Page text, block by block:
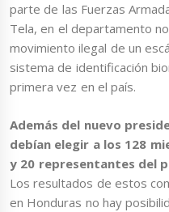
parte de las Fuerzas
Tela, en el departamento
movimiento ilegal de un
sistema de identificación
primera vez en el país.
Además del nuevo
debían elegir a los 128
y 20 representantes del
Los resultados de estos
en Honduras no hay